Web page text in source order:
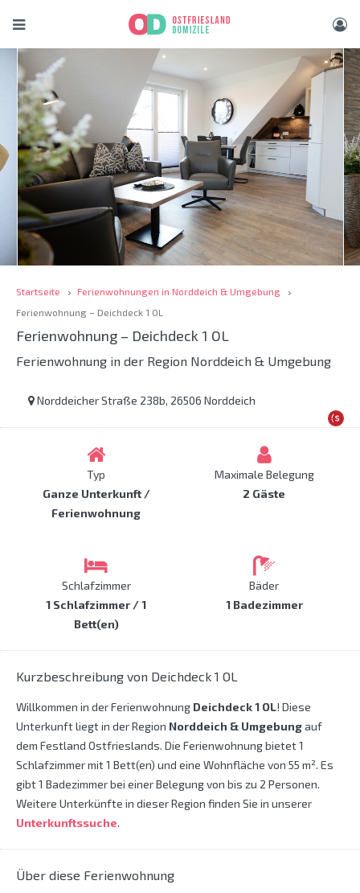
Startseite
Ferienwohnungen in Norddeich & Umgebung
Ferienwohnung – Deichdeck 1 OL
Ferienwohnung – Deichdeck 1 OL
Ferienwohnung in der Region Norddeich & Umgebung
Norddeicher Straße 238b, 26506 Norddeich
Typ
Ganze Unterkunft /
Ferienwohnung
Maximale Belegung
2 Gäste
Schlafzimmer
1 Schlafzimmer / 1
Bett(en)
Bäder
1 Badezimmer
Kurzbeschreibung von Deichdeck 1 OL
Willkommen in der Ferienwohnung Deichdeck 1 OL! Diese
Unterkunft liegt in der Region Norddeich & Umgebungauf
dem Festland Ostfrieslands. Die Ferienwohnung bietet 1
Schlafzimmer mit 1 Bett(en) und eine Wohnfläche von 55 m². Es
gibt 1 Badezimmer bei einer Belegung von bis zu 2 Personen.
Weitere Unterkünfte in dieser Region finden Sie in unserer
Unterkunftssuche.
Über diese Ferienwohnung